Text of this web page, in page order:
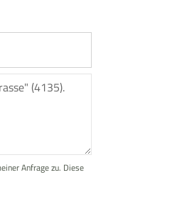
Anfrage zu. Diese